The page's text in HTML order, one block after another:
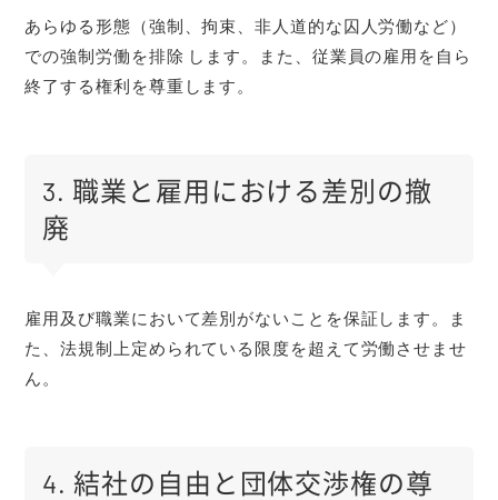
あらゆる形態（強制、拘束、非人道的な囚人労働など）
での強制労働を排除 します。また、従業員の雇用を自ら
終了する権利を尊重します。
3. 職業と雇用における差別の撤
廃
雇用及び職業において差別がないことを保証します。ま
た、法規制上定められている限度を超えて労働させませ
ん。
4. 結社の自由と団体交渉権の尊